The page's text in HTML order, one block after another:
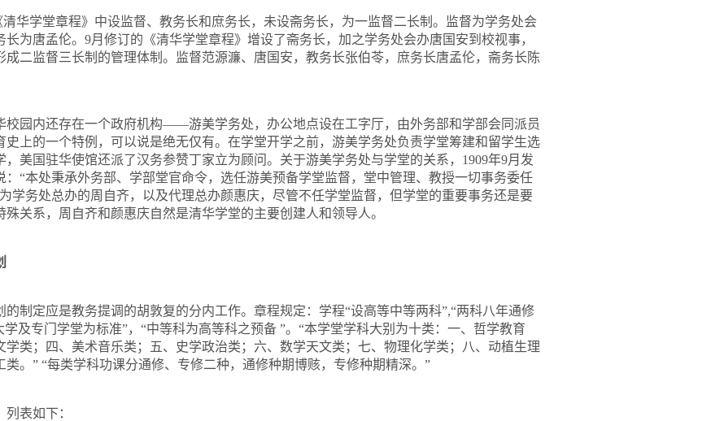
清华学堂章程》中设监督、教务长和庶务长，未设斋务长，为一监督二长制。监督为学务处会
为唐孟伦。 9月修订的《清华学堂章程》增设了斋务长，加之学务处会办唐国安到校视事，
成二监督三长制的管理体制。监督范源濂、唐国安，教务长张伯苓，庶务长唐孟伦，斋务长陈
校园内还存在一个政府机构——游美学务处，办公地点设在工字厅，由外务部和学部会同派员
史上的一个特例，可以说是绝无仅有。在学堂开学之前，游美学务处负责学堂筹建和留学生选
美国驻华使馆还派了汉务参赞丁家立为顾问。关于游美学务处与学堂的关系， 1909年9月发
“本处秉承外务部、学部堂官命令，选任游美预备学堂监督，堂中管理、教授一切事务委任
学务处总办的周自齐，以及代理总办颜惠庆，尽管不任学堂监督，但学堂的重要事务还是要
关系，周自齐和颜惠庆自然是清华学堂的主要创建人和领导人。
的制定应是教务提调的胡敦复的分内工作。章程规定：学程“设高等中等两科”,“两科八年通修
及专门学堂为标准”，“中等科为高等科之预备 ”。“本学堂学科大别为十类：一、哲学教育
学类；四、美术音乐类；五、史学政治类；六、数学天文类；七、物理化学类；八、动植生理
。” “每类学科功课分通修、专修二种，通修种期博赅，专修种期精深。”
表如下：